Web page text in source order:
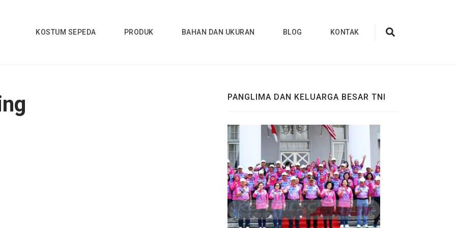
Buat Jersey BekasiKOSTUM SEPEDA PRODUK BAHAN DAN UKURAN BLOG KONTAK
PANGLIMA DAN KELUARGA BESAR TNI